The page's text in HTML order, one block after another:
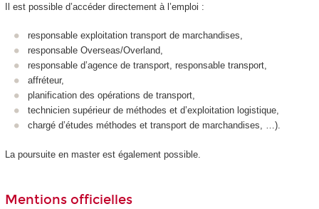
Il est possible d’accéder directement à l’emploi :
responsable exploitation transport de marchandises,
responsable Overseas/Overland,
responsable d’agence de transport, responsable transport,
affréteur,
planification des opérations de transport,
technicien supérieur de méthodes et d’exploitation logistique,
chargé d’études méthodes et transport de marchandises, …).
La poursuite en master est également possible.
Mentions officielles